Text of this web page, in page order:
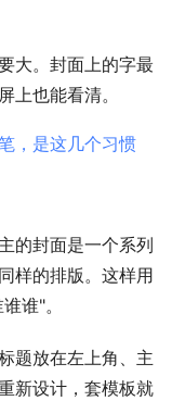
大。封面上的字最
上也能看清。
的封面是一个系列
样的排版。这样用
谁"。
题放在左上角、主
新设计，套模板就